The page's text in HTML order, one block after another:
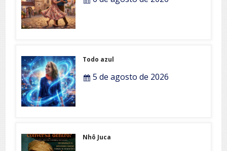
Todo azul
5 de agosto de 2026
Nhô Juca